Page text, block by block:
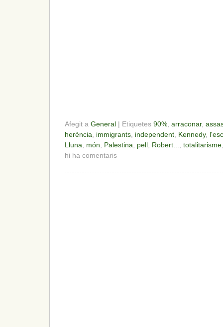
Afegit a General | Etiquetes 90% arraconar,
herència
immigrants independent Kennedy,
Lluna
món Palestina pell Robert... totalitarisme
hi ha comentaris